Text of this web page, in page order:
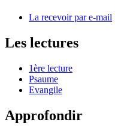
La recevoir par e-mail
Les lectures
1ère lecture
Psaume
Evangile
Approfondir